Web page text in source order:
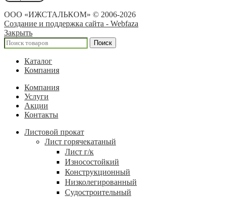
ООО «ИЖСТАЛЬКОМ» © 2006-2026
Создание и поддержка сайта - Webfaza
Закрыть
Поиск
Каталог
Компания
Компания
Услуги
Акции
Контакты
Листовой прокат
Лист горячекатаный
Лист г/к
Износостойкий
Конструкционный
Низколегированный
Судостроительный